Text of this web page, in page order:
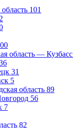
101
область — Кузбасс
31
5
область 89
56
7
82